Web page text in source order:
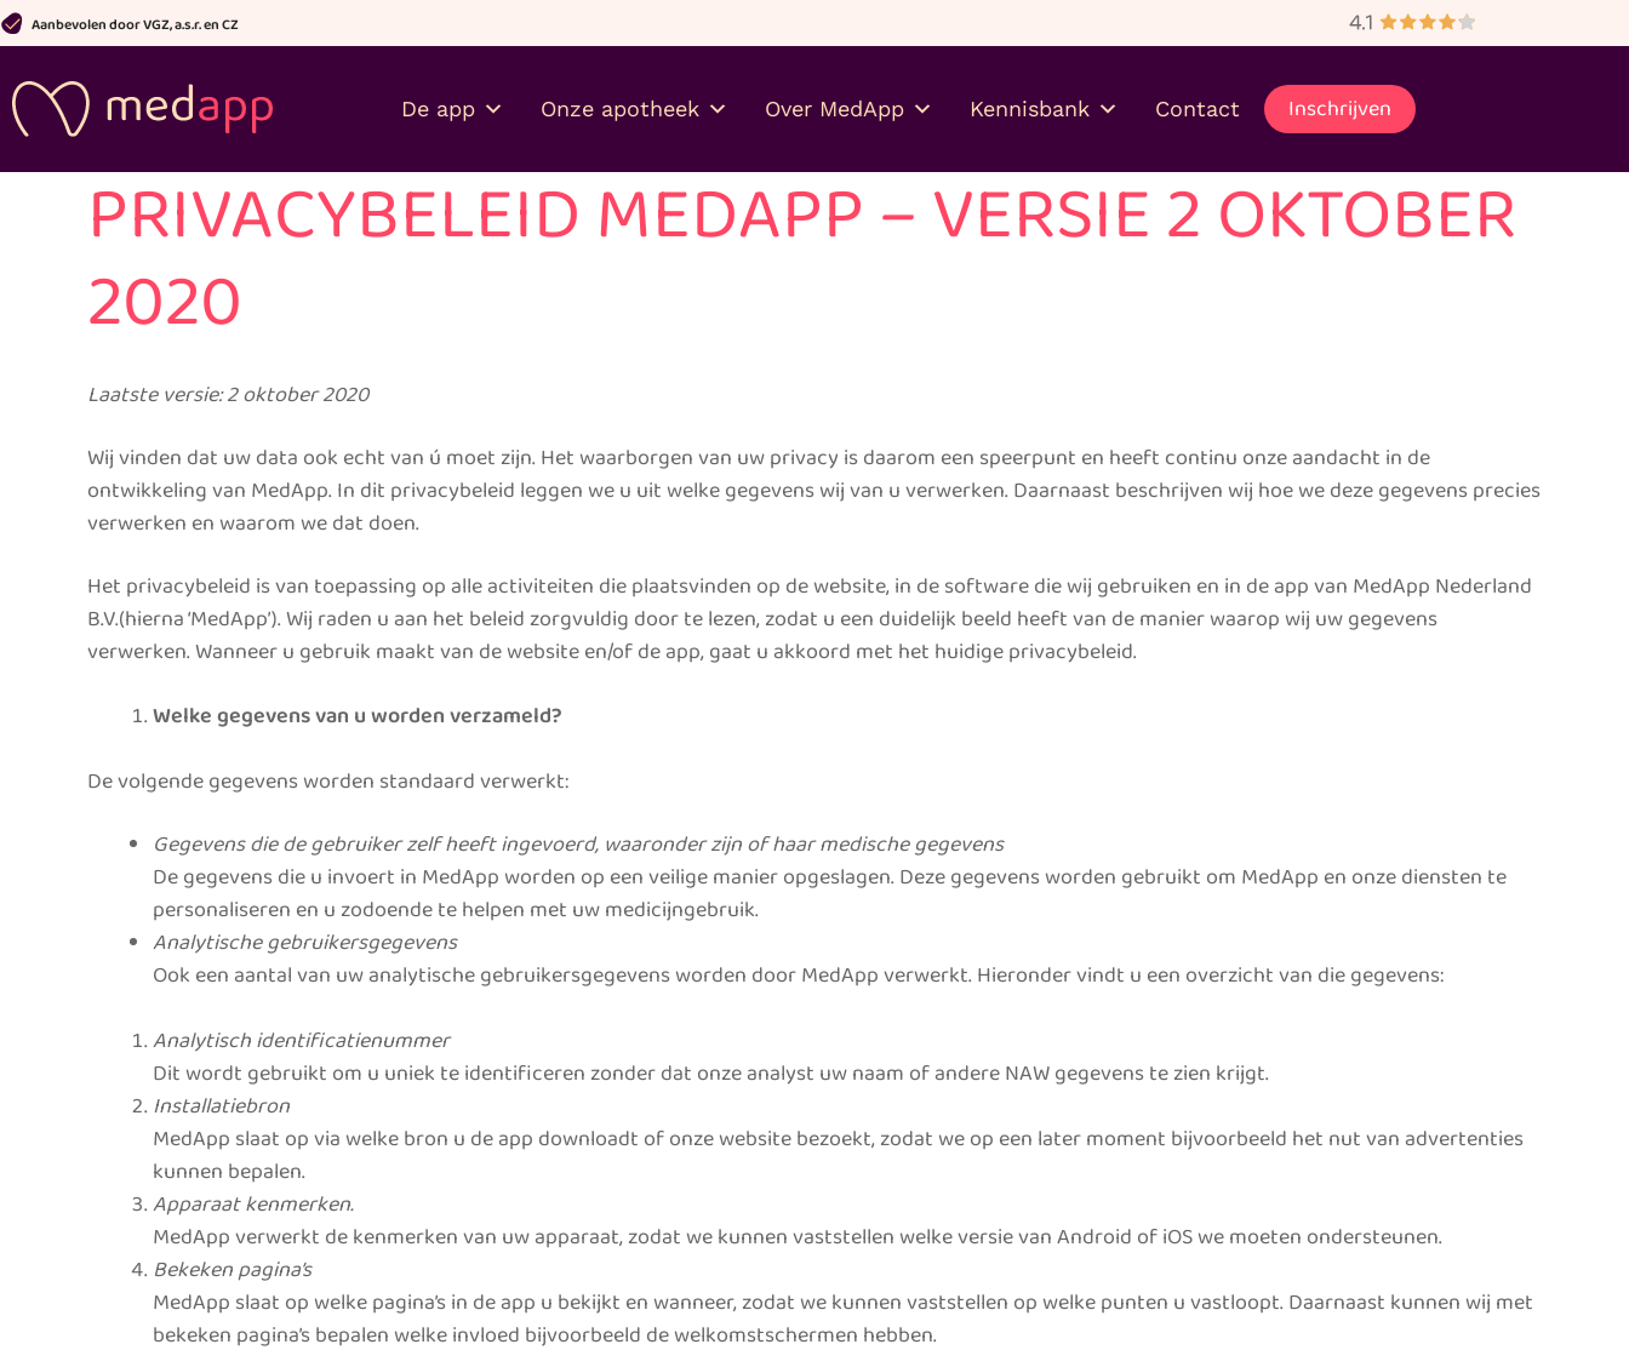
Ga
naar
de
inhoud
Aanbevolen door VGZ, a.s.r. en CZ
De app Onze apotheek Over MedApp Kennisbank Contact Inschrijven
PRIVACYBELEID MEDAPP – VERSIE 2 OKTOBER
2020
Laatste versie: 2 oktober 2020
Wij vinden dat uw data ook echt van ú moet zijn. Het waarborgen van uw privacy is daarom een speerpunt en heeft continu onze aandacht in de
ontwikkeling van MedApp. In dit privacybeleid leggen we u uit welke gegevens wij van u verwerken. Daarnaast beschrijven wij hoe we deze gegevens precies
verwerken en waarom we dat doen.
Het privacybeleid is van toepassing op alle activiteiten die plaatsvinden op de website, in de software die wij gebruiken en in de app van MedApp Nederland
B.V.(hierna ‘MedApp’). Wij raden u aan het beleid zorgvuldig door te lezen, zodat u een duidelijk beeld heeft van de manier waarop wij uw gegevens
verwerken. Wanneer u gebruik maakt van de website en/of de app, gaat u akkoord met het huidige privacybeleid.
Welke gegevens van u worden verzameld?
De volgende gegevens worden standaard verwerkt:
Gegevens die de gebruiker zelf heeft ingevoerd, waaronder zijn of haar medische gegevens
De gegevens die u invoert in MedApp worden op een veilige manier opgeslagen. Deze gegevens worden gebruikt om MedApp en onze diensten te
personaliseren en u zodoende te helpen met uw medicijngebruik.
Analytische gebruikersgegevens
Ook een aantal van uw analytische gebruikersgegevens worden door MedApp verwerkt. Hieronder vindt u een overzicht van die gegevens:
Analytisch identificatienummer
Dit wordt gebruikt om u uniek te identificeren zonder dat onze analyst uw naam of andere NAW gegevens te zien krijgt.
Installatiebron
MedApp slaat op via welke bron u de app downloadt of onze website bezoekt, zodat we op een later moment bijvoorbeeld het nut van advertenties
kunnen bepalen.
Apparaat kenmerken.
MedApp verwerkt de kenmerken van uw apparaat, zodat we kunnen vaststellen welke versie van Android of iOS we moeten ondersteunen.
Bekeken pagina’s
MedApp slaat op welke pagina’s in de app u bekijkt en wanneer, zodat we kunnen vaststellen op welke punten u vastloopt. Daarnaast kunnen wij met
bekeken pagina’s bepalen welke invloed bijvoorbeeld de welkomstschermen hebben.